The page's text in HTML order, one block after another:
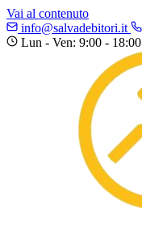
Vai al contenuto
info@salvadebitori.it
Lun - Ven: 9:00 - 18:00